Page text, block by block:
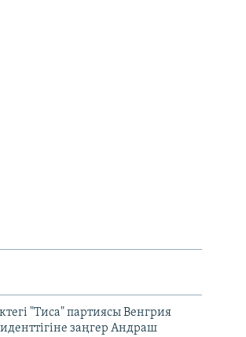
"Тиса" партиясы Венгрия
заңгер Андраш